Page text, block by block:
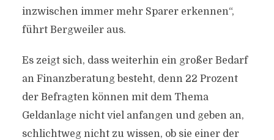
inzwischen immer mehr Sparer erkennen“,
führt Bergweiler aus.
Es zeigt sich, dass weiterhin ein großer Bedarf
an Finanzberatung besteht, denn 22 Prozent
der Befragten können mit dem Thema
Geldanlage nicht viel anfangen und geben an,
schlichtweg nicht zu wissen, ob sie einer der